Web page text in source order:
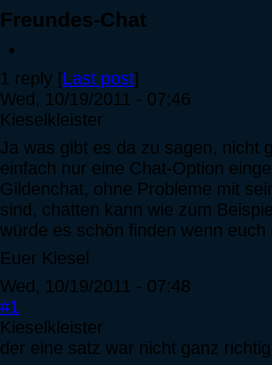
Freundes-Chat
1 reply [Last post]
Wed, 10/19/2011 - 07:46
Kieselkleister
Ja was gibt es da zu sagen, nicht
einfach nur eine Chat-Option
Gildenchat, ohne Probleme mit
sind, chatten kann wie zum
würde es schön finden wenn euch
Euer Kiesel
Wed, 10/19/2011 - 07:48
#1
Kieselkleister
der eine satz war nicht ganz